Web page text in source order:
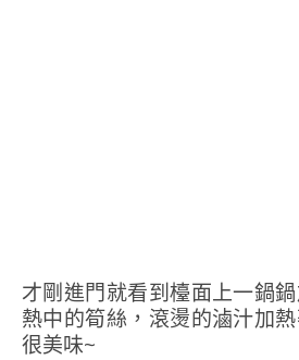
才剛進門就看到檯面上一鍋
熱中的筍絲，滾燙的滷汁加
很美味~